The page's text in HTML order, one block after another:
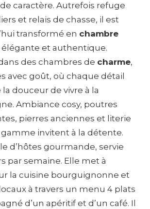
caractère. Autrefois refuge
et relais de chasse, il est
transformé en chambre
élégante et authentique.
des chambres de charme,
avec goût, où chaque détail
douceur de vivre à la
Ambiance cosy, poutres
pierres anciennes et literie
invitent à la détente.
d’hôtes gourmande, servie
par semaine. Elle met à
la cuisine bourguignonne et
à travers un menu 4 plats
d’un apéritif et d’un café. Il